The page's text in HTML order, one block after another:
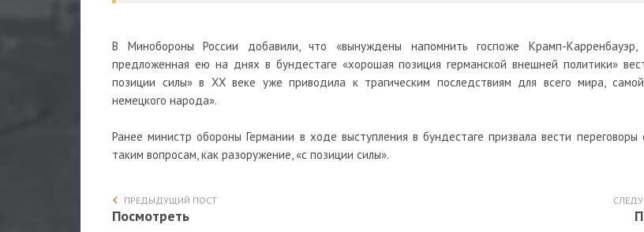
В Минобороны России добавили, что «вынуждены напомнить госпоже Крамп-
предложенная ею на днях в бундестаге «хорошая позиция германской внешней политики»
позиции силы» в XX веке уже приводила к трагическим последствиям для всего мира,
немецкого народа».
Ранее министр обороны Германии в ходе выступления в бундестаге призвала вести переговоры
таким вопросам, как разоружение, «с позиции силы».
ПРЕДЫДУЩИЙ ПОСТ
Посмотреть